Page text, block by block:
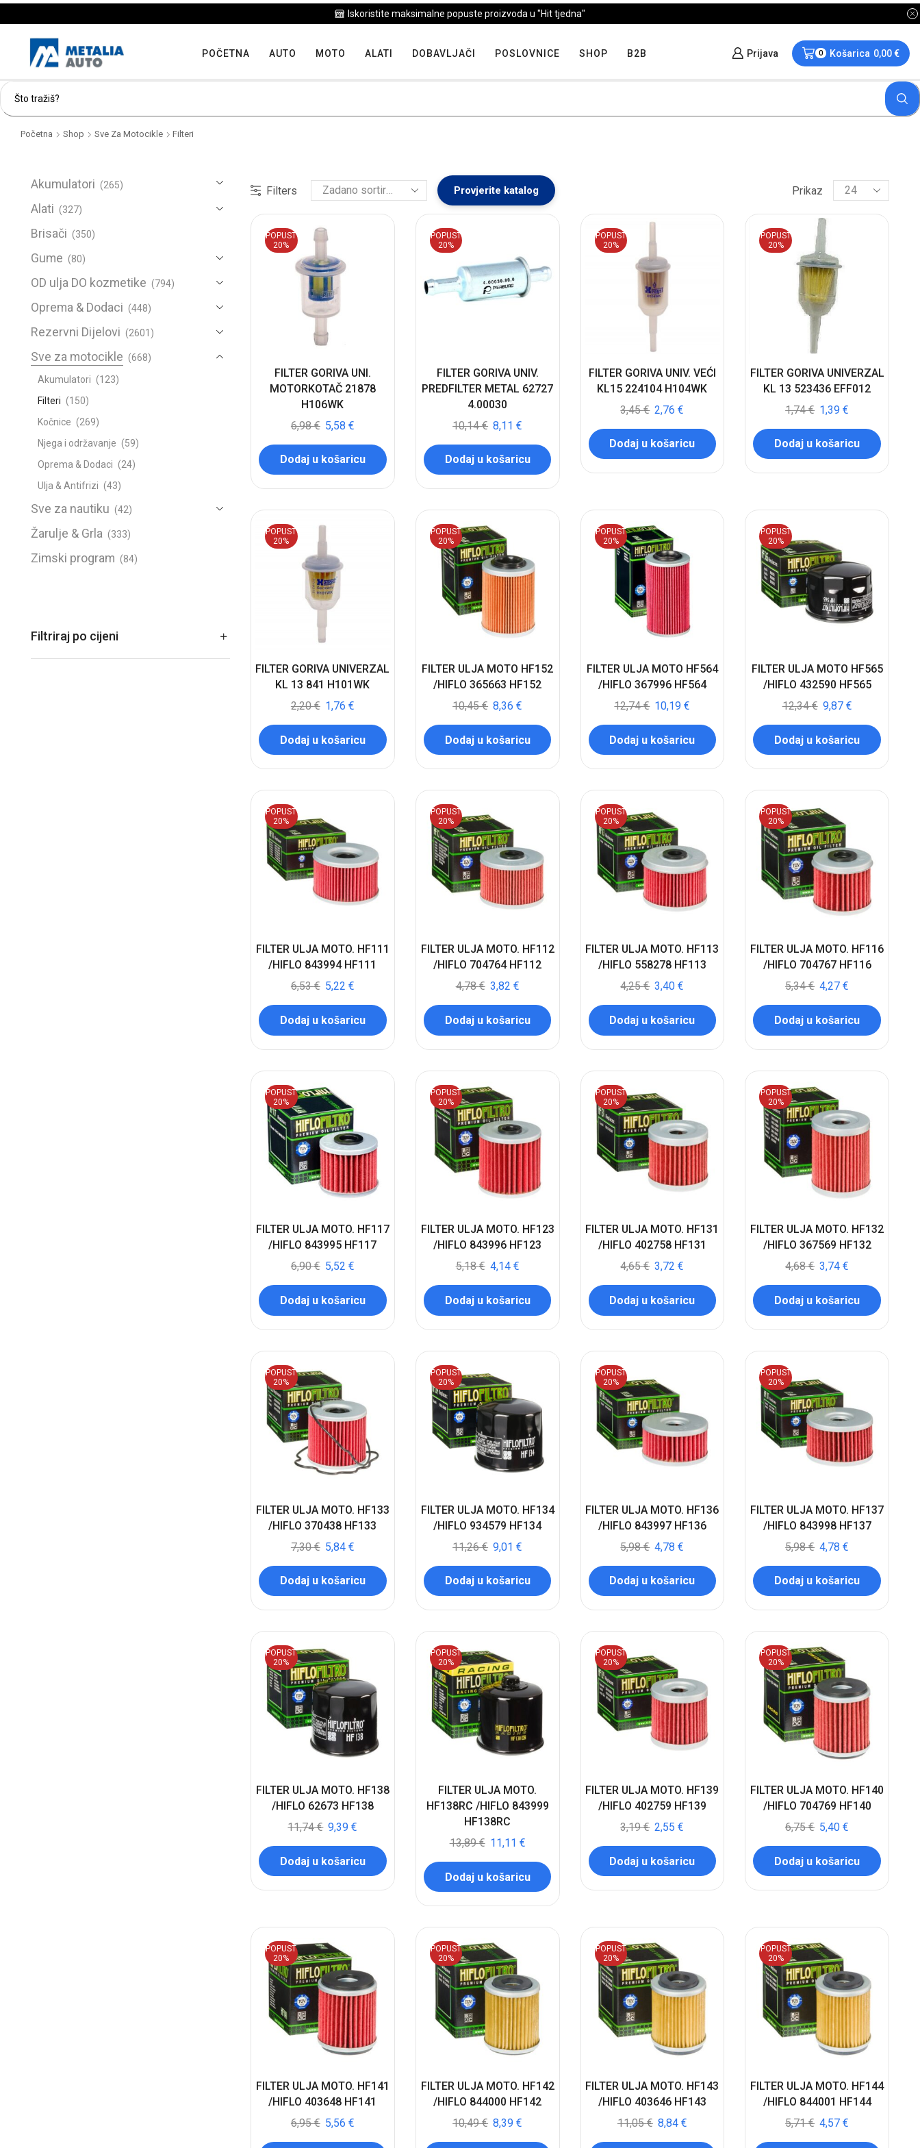
Iskoristite maksimalne popuste proizvoda u "Hit tjedna"
POČETNA AUTO MOTO ALATI DOBAVLJAČI POSLOVNICE SHOP B2B Prijava 0 Košarica 0,00€
Početna Shop Sve Za Motocikle Filteri
Filters Provjerite katalog Prikaz
POPUST
20%
FILTER GORIVA UNI.
MOTORKOTAČ 21878
H106WK
6,98€ 5,58 €
Dodaj u košaricu
POPUST
20%
FILTER GORIVA UNIV.
PREDFILTER METAL 62727
4.00030
10,14€ 8,11€
Dodaj u košaricu
POPUST
20%
FILTER GORIVA UNIV. VEĆI
KL15 224104 H104WK
3,45€ 2,76€
Dodaj u košaricu
POPUST
20%
FILTER GORIVA UNIVERZAL
KL 13 523436 EFF012
1,74€ 1,39€
Dodaj u košaricu
POPUST
20%
FILTER GORIVA UNIVERZAL
KL 13 841 H101WK
2,20€ 1,76 €
Dodaj u košaricu
POPUST
20%
FILTER ULJA MOTO HF152
/HIFLO 365663 HF152
10,45€ 8,36€
Dodaj u košaricu
POPUST
20%
FILTER ULJA MOTO HF564
/HIFLO 367996 HF564
12,74€ 10,19€
Dodaj u košaricu
POPUST
20%
FILTER ULJA MOTO HF565
/HIFLO 432590 HF565
12,34€ 9,87 €
Dodaj u košaricu
POPUST
20%
FILTER ULJA MOTO. HF111
/HIFLO 843994 HF111
6,53€ 5,22 €
Dodaj u košaricu
POPUST
20%
FILTER ULJA MOTO. HF112
/HIFLO 704764 HF112
4,78€ 3,82 €
Dodaj u košaricu
POPUST
20%
FILTER ULJA MOTO. HF113
/HIFLO 558278 HF113
4,25€ 3,40€
Dodaj u košaricu
POPUST
20%
FILTER ULJA MOTO. HF116
/HIFLO 704767 HF116
5,34€ 4,27€
Dodaj u košaricu
POPUST
20%
FILTER ULJA MOTO. HF117
/HIFLO 843995 HF117
6,90€ 5,52 €
Dodaj u košaricu
POPUST
20%
FILTER ULJA MOTO. HF123
/HIFLO 843996 HF123
5,18€ 4,14 €
Dodaj u košaricu
POPUST
20%
FILTER ULJA MOTO. HF131
/HIFLO 402758 HF131
4,65€ 3,72€
Dodaj u košaricu
POPUST
20%
FILTER ULJA MOTO. HF132
/HIFLO 367569 HF132
4,68€ 3,74€
Dodaj u košaricu
POPUST
20%
FILTER ULJA MOTO. HF133
/HIFLO 370438 HF133
7,30€ 5,84 €
Dodaj u košaricu
POPUST
20%
FILTER ULJA MOTO. HF134
/HIFLO 934579 HF134
11,26€ 9,01€
Dodaj u košaricu
POPUST
20%
FILTER ULJA MOTO. HF136
/HIFLO 843997 HF136
5,98€ 4,78€
Dodaj u košaricu
POPUST
20%
FILTER ULJA MOTO. HF137
/HIFLO 843998 HF137
5,98€ 4,78€
Dodaj u košaricu
POPUST
20%
FILTER ULJA MOTO. HF138
/HIFLO 62673 HF138
11,74€ 9,39€
Dodaj u košaricu
POPUST
20%
FILTER ULJA MOTO.
HF138RC /HIFLO 843999
HF138RC
13,89€ 11,11 €
Dodaj u košaricu
POPUST
20%
FILTER ULJA MOTO. HF139
/HIFLO 402759 HF139
3,19€ 2,55€
Dodaj u košaricu
POPUST
20%
FILTER ULJA MOTO. HF140
/HIFLO 704769 HF140
6,75€ 5,40€
Dodaj u košaricu
POPUST
20%
FILTER ULJA MOTO. HF141
/HIFLO 403648 HF141
6,95€ 5,56 €
POPUST
20%
FILTER ULJA MOTO. HF142
/HIFLO 844000 HF142
10,49€ 8,39€
POPUST
20%
FILTER ULJA MOTO. HF143
/HIFLO 403646 HF143
11,05€ 8,84 €
POPUST
20%
FILTER ULJA MOTO. HF144
/HIFLO 844001 HF144
5,71€ 4,57€
Akumulatori (265)
Alati (327)
Brisači (350)
Gume (80)
OD ulja DO kozmetike (794)
Oprema & Dodaci (448)
Rezervni Dijelovi (2601)
Sve za motocikle (668)
Akumulatori (123)
Filteri (150)
Kočnice (269)
Njega i održavanje (59)
Oprema & Dodaci (24)
Ulja & Antifrizi (43)
Sve za nautiku (42)
Žarulje & Grla (333)
Zimski program (84)
Filtriraj po cijeni